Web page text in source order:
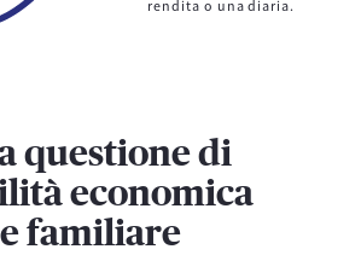
rendita o una diaria.
questione di
economica
e familiare